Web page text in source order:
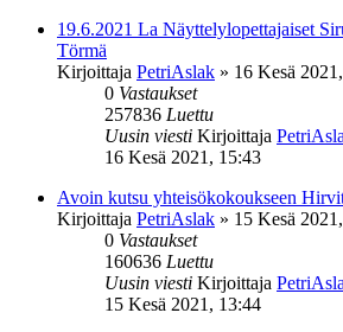
19.6.2021 La Näyttelylopettajaiset
Törmä
Kirjoittaja PetriAslak » 16 Kesä
0 Vastaukset
257836 Luettu
Uusin viesti Kirjoittaja
16 Kesä 2021, 15:43
Avoin kutsu yhteisökokoukseen
Kirjoittaja PetriAslak » 15 Kesä
0 Vastaukset
160636 Luettu
Uusin viesti Kirjoittaja
15 Kesä 2021, 13:44